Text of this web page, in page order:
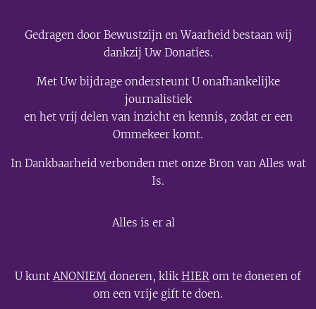
Gedragen door Bewustzijn en Waarheid bestaan wij
dankzij Uw Donaties.
Met Uw bijdrage ondersteunt U onafhankelijke
journalistiek
en het vrij delen van inzicht en kennis, zodat er een
Ommekeer komt.
In Dankbaarheid verbonden met onze Bron van Alles wat
Is.
Alles is er al
U kuntANONIEM doneren, klikHIER om te doneren of
om een vrije gift te doen.